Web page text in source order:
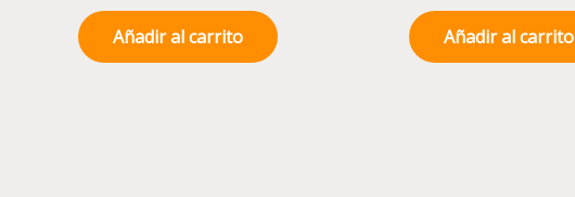
Añadir al carrito Añadir al carrito